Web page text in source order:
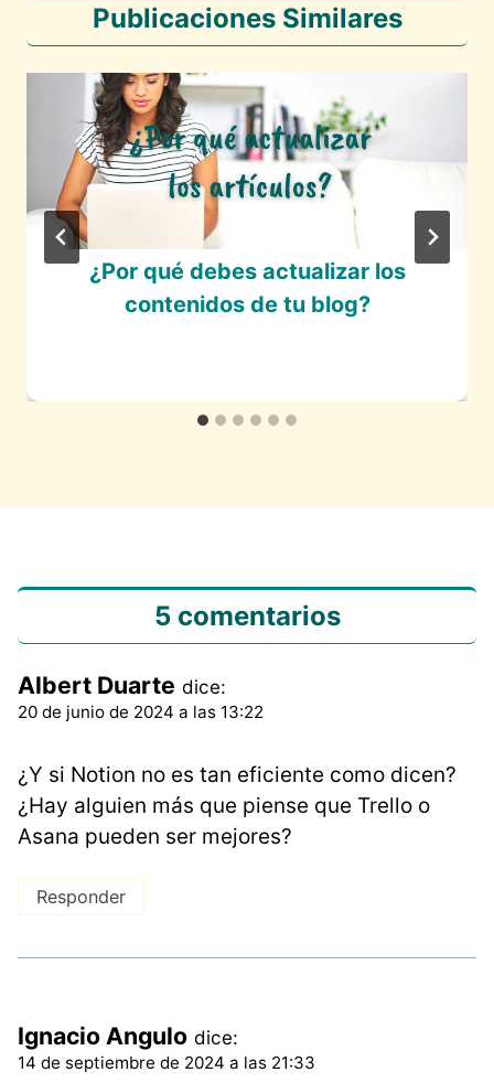
Publicaciones Similares
¿Por qué debes actualizar los
contenidos de tu blog?
5 comentarios
Albert Duarte dice:
20 de junio de 2024 a las 13:22
¿Y si Notion no es tan eficiente como dicen?
¿Hay alguien más que piense que Trello o
Asana pueden ser mejores?
Responder
Ignacio Angulo dice:
14 de septiembre de 2024 a las 21:33